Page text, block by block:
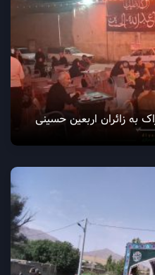
به زائران اربعین حسینی